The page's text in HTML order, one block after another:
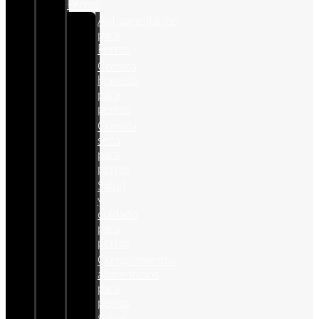
Perros
Antiparasitários
para
Perros
Comida
humeda
para
perros
Comida
seca
para
perros
Salud
y
cuidado
para
perros
Complementos
alimenticios
para
perros